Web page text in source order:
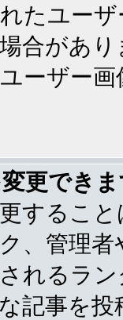
たユー
合があ
ーザー
更でき
するこ
、管理
れるラ
記事を